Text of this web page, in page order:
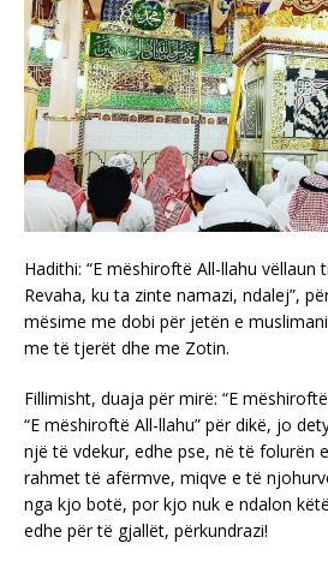
Hadithi: “E mëshiroftë All-llahu vëllaun
Revaha, ku ta zinte namazi, ndalej”,
mësime me dobi për jetën e
me të tjerët dhe me Zotin.
Fillimisht, duaja për mirë: “E
“E mëshiroftë All-llahu” për dikë, jo
një të vdekur, edhe pse, në të folurën
rahmet të afërmve, miqve e të
nga kjo botë, por kjo nuk e ndalon
edhe për të gjallët, përkundrazi!